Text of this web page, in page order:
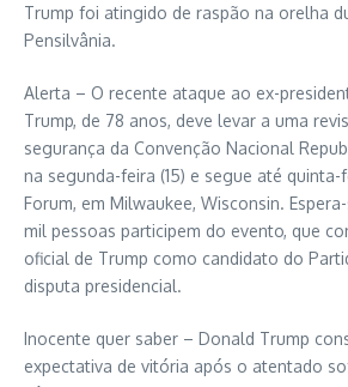
Trump foi atingido de raspão na orelha
Pensilvânia.
Alerta – O recente ataque ao ex-
Trump, de 78 anos, deve levar a uma
segurança da Convenção Nacional
na segunda-feira (15) e segue até quinta-
Forum, em Milwaukee, Wisconsin.
mil pessoas participem do evento, que
oficial de Trump como candidato do
disputa presidencial.
Inocente quer saber – Donald Trump
expectativa de vitória após o atentado